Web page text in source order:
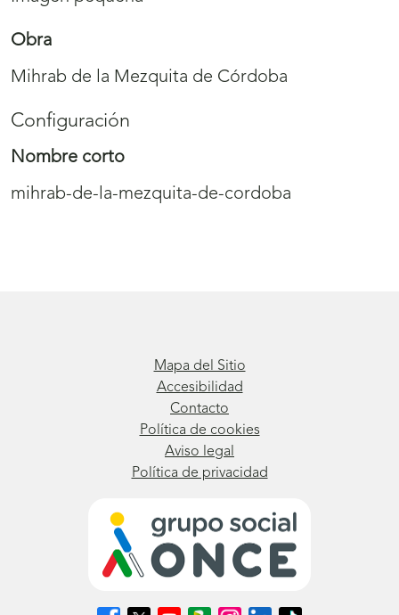
Obra
Mihrab de la Mezquita de Córdoba
Configuración
Nombre corto
mihrab-de-la-mezquita-de-cordoba
Mapa del Sitio
Accesibilidad
Contacto
Política de cookies
Aviso legal
Política de privacidad